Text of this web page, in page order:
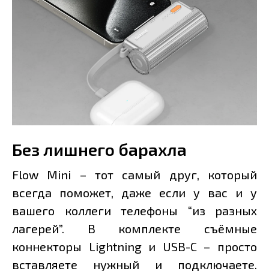
Без лишнего барахла
Flow Mini – тот самый друг, который
всегда поможет, даже если у вас и у
вашего коллеги телефоны “из разных
лагерей”. В комплекте съёмные
коннекторы Lightning и USB-C – просто
вставляете нужный и подключаете.